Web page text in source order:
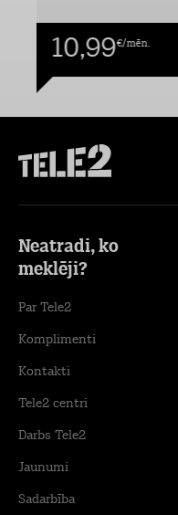
10,99€/mēn.
Neatradi, ko
meklēji?
Par Tele2
Komplimenti
Kontakti
Tele2 centri
Darbs Tele2
Jaunumi
Sadarbība